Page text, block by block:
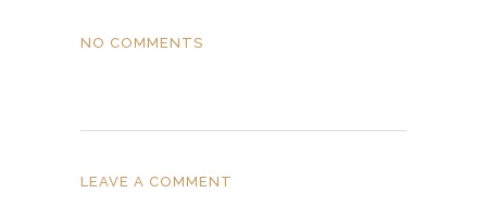
NO COMMENTS
LEAVE A COMMENT